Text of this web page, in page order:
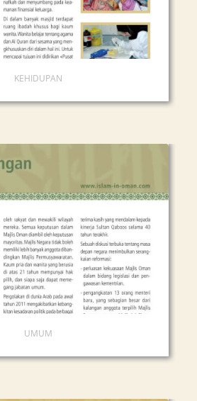
KEHIDUPAN
UMUM